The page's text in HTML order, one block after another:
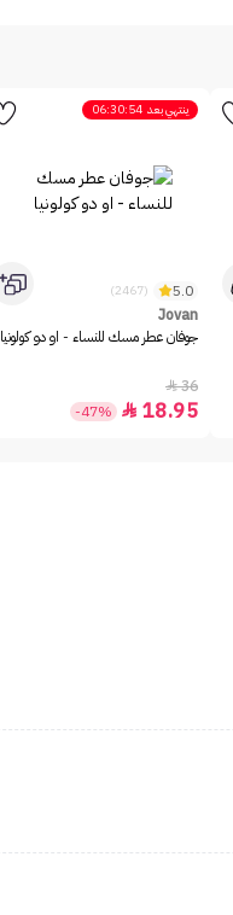
ينتهي بعد 06:30:54
5.0
(2467)
Jovan
جوفان عطر مسك للنساء - او دو كولونيا
36

18.95

-47%